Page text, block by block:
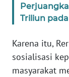
Triliun
Karena itu,
sosialisasi
masyarakat
WN
WN
BANTEN